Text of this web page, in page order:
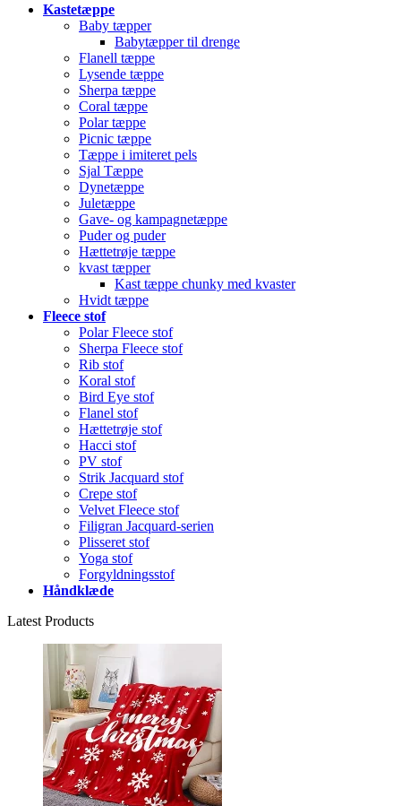
Kastetæppe
Baby tæpper
Babytæpper til drenge
Flanell tæppe
Lysende tæppe
Sherpa tæppe
Coral tæppe
Polar tæppe
Picnic tæppe
Tæppe i imiteret pels
Sjal Tæppe
Dynetæppe
Juletæppe
Gave- og kampagnetæppe
Puder og puder
Hættetrøje tæppe
kvast tæpper
Kast tæppe chunky med kvaster
Hvidt tæppe
Fleece stof
Polar Fleece stof
Sherpa Fleece stof
Rib stof
Koral stof
Bird Eye stof
Flanel stof
Hættetrøje stof
Hacci stof
PV stof
Strik Jacquard stof
Crepe stof
Velvet Fleece stof
Filigran Jacquard-serien
Plisseret stof
Yoga stof
Forgyldningsstof
Håndklæde
Latest Products